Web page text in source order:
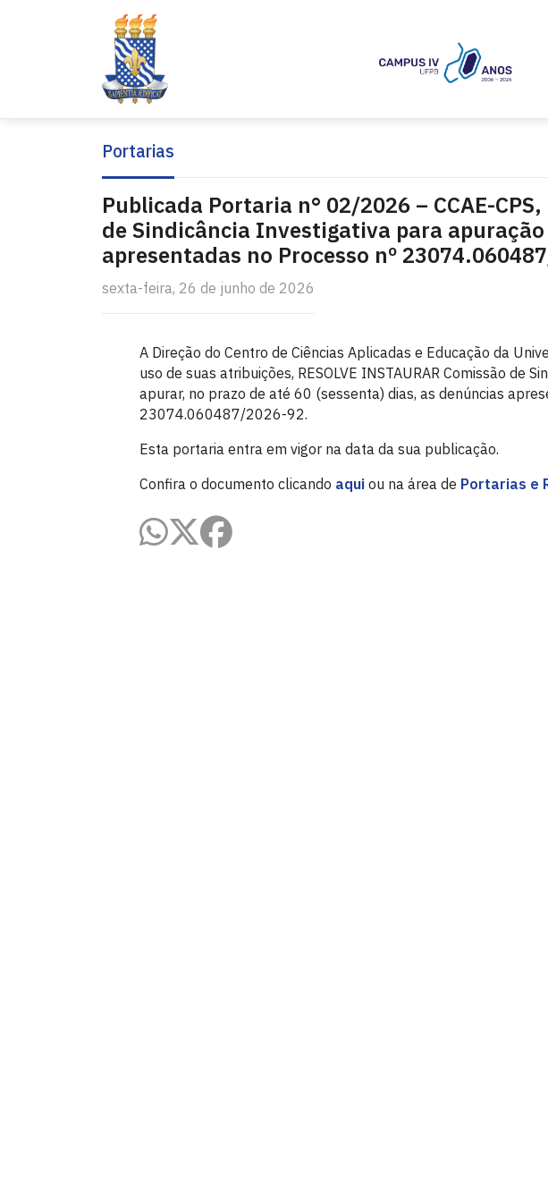
Portarias
Publicada Portaria n° 02/2026 – CCAE-
de Sindicância Investigativa para
apresentadas no Processo nº
sexta-feira, 26 de junho de 2026
A Direção do Centro de Ciências Aplicadas e Educação da
uso de suas atribuições, RESOLVE INSTAURAR Comissão de
apurar, no prazo de até 60 (sessenta) dias, as denúncias
23074.060487/2026-92.
Esta portaria entra em vigor na data da sua publicação.
Confira o documento clicando aquiou na área de Portarias e